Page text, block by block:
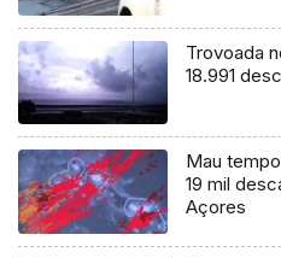
Trovoada
18.991
Mau
19 mil
Açores